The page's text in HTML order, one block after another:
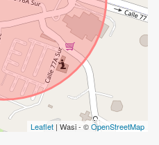
Leaflet | Wasi - ©OpenStreetMap